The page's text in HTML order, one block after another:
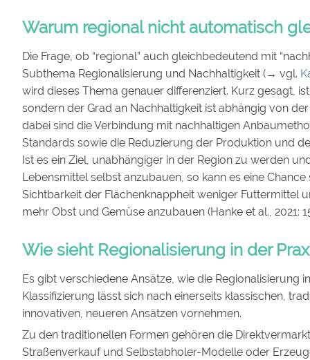
Warum regional nicht automatisch
Die Frage, ob “regional” auch gleichbedeutend mit
Subthema Regionalisierung und Nachhaltigkeit (→ vgl.
wird dieses Thema genauer differenziert. Kurz gesagt,
sondern der Grad an Nachhaltigkeit ist abhängig von
dabei sind die Verbindung mit nachhaltigen
Standards sowie die Reduzierung der Produktion und
Ist es ein Ziel, unabhängiger in der Region zu werden
Lebensmittel selbst anzubauen, so kann es eine
Sichtbarkeit der Flächenknappheit weniger Futtermittel
mehr Obst und Gemüse anzubauen (Hanke et al., 2021:
Wie sieht Regionalisierung in der
Es gibt verschiedene Ansätze, wie die Regionalisierung
Klassifizierung lässt sich nach einerseits klassischen,
innovativen, neueren Ansätzen vornehmen.
Zu den traditionellen Formen gehören die
Straßenverkauf und Selbstabholer-Modelle oder